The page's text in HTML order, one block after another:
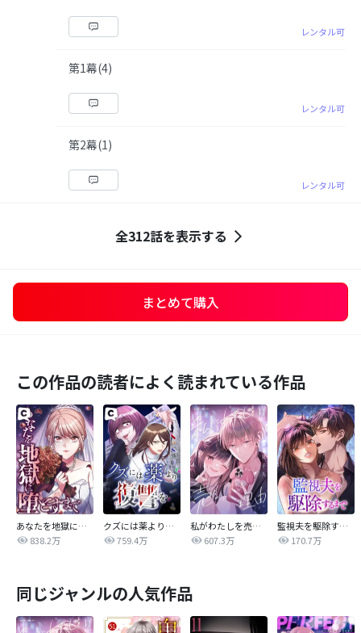
レンタル可
第1幕(4)
レンタル可
第2幕(1)
レンタル可
全312話を表示する
まとめて購入
この作品の読者によく読まれている作品
あなたを地獄に堕とすまで
838.2万
クズには薬より復讐を
759.4万
私がわたしを売る理由
607.3万
監視夫を駆除するまで
170.7万
同じジャンルの人気作品